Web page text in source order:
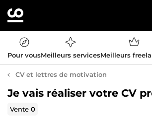
Pour vousMeilleurs servicesMeilleurs
CV et lettres de motivation
Je vais réaliser votre CV
Vente0